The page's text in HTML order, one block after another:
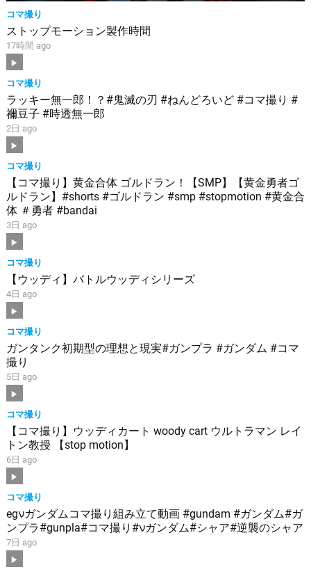
コマ撮り
ストップモーション製作時間
17時間 ago
コマ撮り
ラッキー無一郎！？#鬼滅の刃 #ねんどろいど #コマ撮り #
禰豆子 #時透無一郎
2日 ago
コマ撮り
【コマ撮り】黄金合体 ゴルドラン！【SMP】【黄金勇者ゴ
ルドラン】#shorts #ゴルドラン #smp #stopmotion #黄金合
体 ＃勇者 #bandai
3日 ago
コマ撮り
【ウッディ】バトルウッディシリーズ
4日 ago
コマ撮り
ガンタンク初期型の理想と現実#ガンプラ #ガンダム #コマ
撮り
5日 ago
コマ撮り
【コマ撮り】ウッディカート woody cart ウルトラマン レイ
トン教授 【stop motion】
6日 ago
コマ撮り
egνガンダムコマ撮り組み立て動画 #gundam #ガンダム#ガ
ンプラ#gunpla#コマ撮り#νガンダム#シャア#逆襲のシャア
7日 ago